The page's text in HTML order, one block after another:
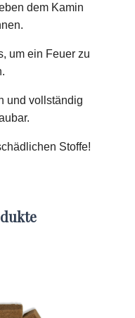
dem Kamin
um ein Feuer zu
und vollständig
Stoffe!